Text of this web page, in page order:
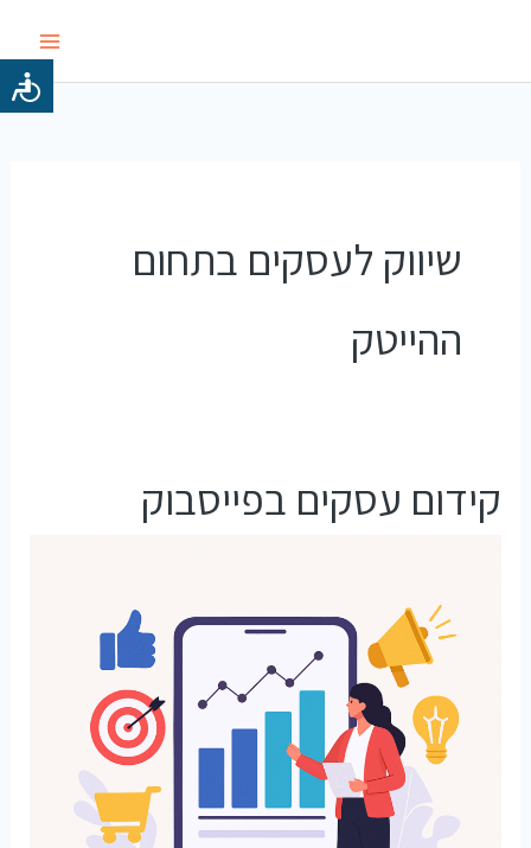
שיווק לעסקים בתחום
ההייטק
קידום עסקים בפייסבוק